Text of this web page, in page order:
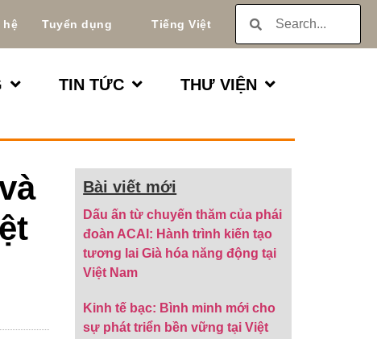
hệ Tuyển dụng Tiếng Việt
TIN TỨC THƯ VIỆN
Bài viết mới
Dấu ấn từ chuyến thăm của phái
đoàn ACAI: Hành trình kiến tạo
tương lai Già hóa năng động tại
Việt Nam
Kinh tế bạc: Bình minh mới cho
sự phát triển bền vững tại Việt